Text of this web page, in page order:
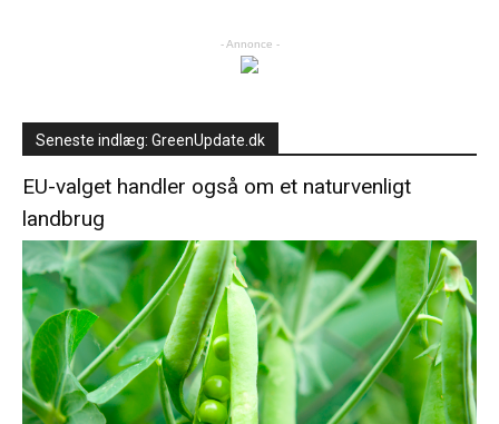
- Annonce -
Seneste indlæg: GreenUpdate.dk
EU-valget handler også om et naturvenligt
landbrug